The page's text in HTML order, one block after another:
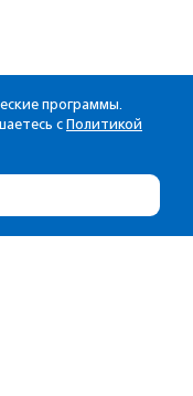
программы.
с Политикой